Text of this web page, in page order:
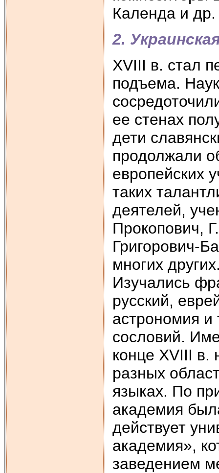
Календа и др.
2.
XVIII в. стал
подъема.
ее стенах
дети
продолжали
европейских
таких
деятелей,
Прокопович,
Григорович-
многих
Изучались
русский,
астрономия и
сословий.
конце XVIII в.
разных
языках. По
академия
действует
академия»,
заведением